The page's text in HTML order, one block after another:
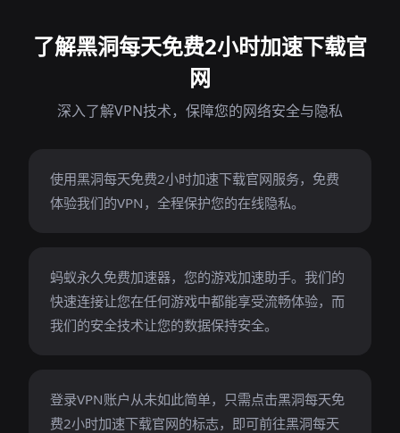
了解黑洞每天免费2小时加速下载官
网
深入了解VPN技术，保障您的网络安全与隐私
使用黑洞每天免费2小时加速下载官网服务，免费
体验我们的VPN，全程保护您的在线隐私。
蚂蚁永久免费加速器，您的游戏加速助手。我们的
快速连接让您在任何游戏中都能享受流畅体验，而
我们的安全技术让您的数据保持安全。
登录VPN账户从未如此简单，只需点击黑洞每天免
费2小时加速下载官网的标志，即可前往黑洞每天